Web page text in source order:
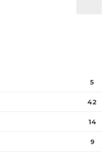
5
42
14
9